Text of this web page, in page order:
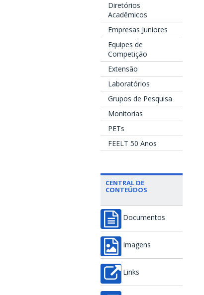
Diretórios
Acadêmicos
Empresas Juniores
Equipes de
Competição
Extensão
Laboratórios
Grupos de Pesquisa
Monitorias
PETs
FEELT 50 Anos
CENTRAL DE
CONTEÚDOS
Documentos
Imagens
Links